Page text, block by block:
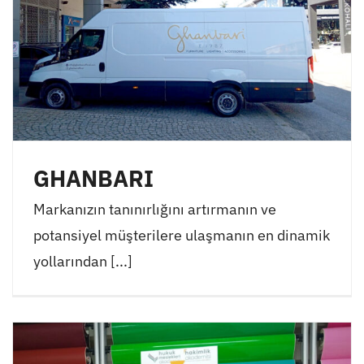
GHANBARI
Markanızın tanınırlığını artırmanın ve
potansiyel müşterilere ulaşmanın en dinamik
yollarından [...]